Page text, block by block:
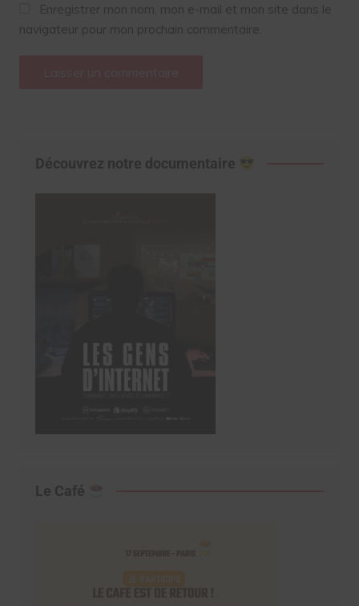
Enregistrer mon nom, mon e-mail et mon site dans le
navigateur pour mon prochain commentaire.
Découvrez notre documentaire
Le Café